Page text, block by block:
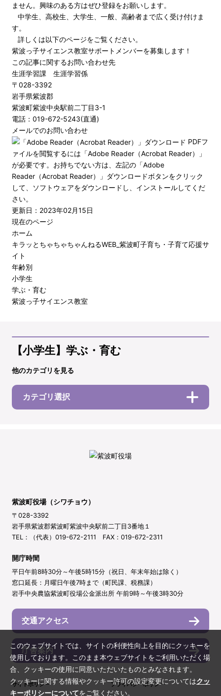
ません。興味のある方はぜひ登録をお願いします。
中学生、高校生、大学生、一般、高齢者まで広く受け付けま
す。
詳しくは以下のページをご覧ください。
紫波っ子サイエンス教室サポートメンバーを募集します！
この記事に関するお問い合わせ先
生涯学習課 生涯学習係
〒028-3392
岩手県紫波郡
紫波町紫波中央駅前二丁目3-1
電話：019-672-5243(直通)
メールでのお問い合わせ
PDFフ
ァイルを閲覧するには「Adobe Reader（Acrobat Reader）」
が必要です。お持ちでない方は、左記の「Adobe
Reader（Acrobat Reader）」ダウンロードボタンをクリック
して、ソフトウェアをダウンロードし、インストールしてくだ
さい。
更新日：2023年02月15日
現在のページ
ホーム
キラッとちゃちゃちゃんねるWEB_紫波町子育ち・子育て応援サ
イト
年齢別
小学生
学ぶ・育む
紫波っ子サイエンス教室
【小学生】学ぶ・育む
他のカテゴリを見る
カテゴリ選択
紫波町役場（シワチョウ）
〒028-3392
岩手県紫波郡紫波町紫波中央駅前二丁目3番地１
TEL：（代表）019-672-2111 FAX：019-672-2311
開庁時間
平日午前8時30分～午後5時15分（祝日、年末年始は除く）
窓口延長：月曜日午後7時まで（町民課、税務課）
岩手中央農協紫波町役場公金派出所 午前9時～午後3時30分
交通アクセス
庁舎案内
サイトポリシー プライバシーポリシー
このウェブサイトでは、サイトの利便性向上を目的にクッキーを
使用しております。このまま本ウェブサイトをご利用いただく場
合、クッキーの使用に同意いただいたものとみなされます。
クッキーに関する情報やクッキー許可の設定変更についてはクッ
キーポリシーについてをご覧ください。